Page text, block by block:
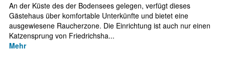
An der Küste des der Bodensees gelegen, verfügt dieses
Gästehaus über komfortable Unterkünfte und bietet eine
ausgewiesene Raucherzone. Die Einrichtung ist auch nur einen
Katzensprung von Friedrichsha...
Mehr